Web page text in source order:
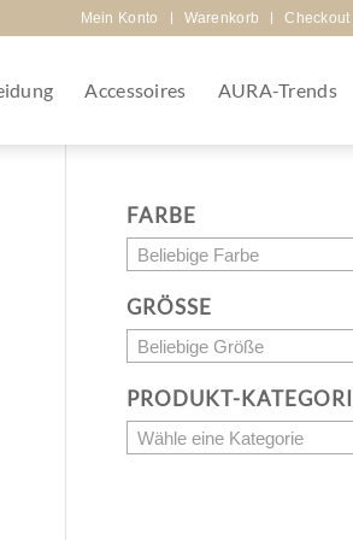
Mein Konto Warenkorb Checkout
Accessoires AURA-Trends
FARBE
Beliebige Farbe
GRÖSSE
Beliebige Größe
PRODUKT-
Wähle eine Kategorie